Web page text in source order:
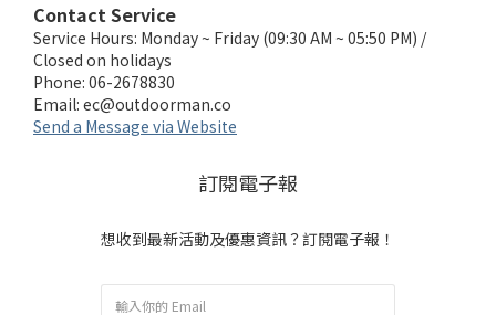
Contact Service
Service Hours: Monday ~ Friday (09:30 AM ~ 05:50 PM) /
Closed on holidays
Phone: 06-2678830
Email: ec@outdoorman.co
Send a Message via Website
訂閱電子報
想收到最新活動及優惠資訊？訂閱電子報！